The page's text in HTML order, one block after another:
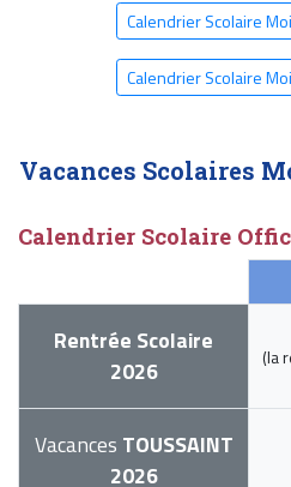
Calendrier Scolaire
Calendrier Scolaire
Vacances Scolaires
Calendrier Scolaire
Rentrée Scolaire
2026
(la
Vacances TOUSSAINT
2026